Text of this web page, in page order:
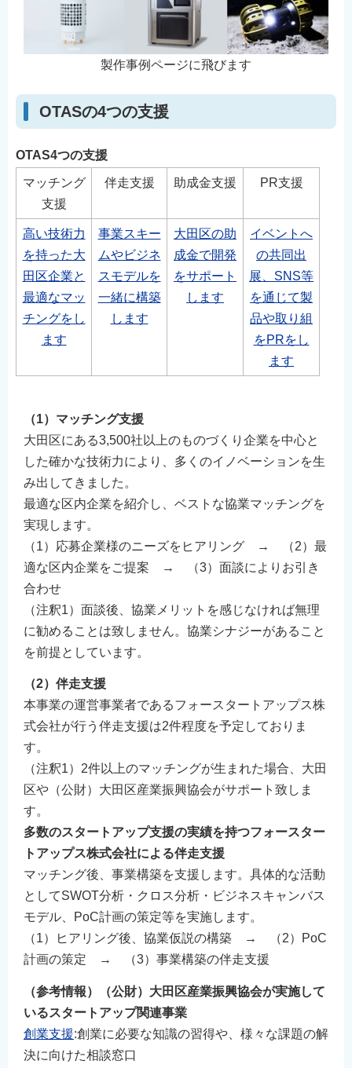
製作事例ページに飛びます
OTASの4つの支援
OTAS4つの支援
マッチング
支援
伴走支援 助成金支援 PR支援
高い技術力
を持った大
田区企業と
最適なマッ
チングをし
ます
事業スキー
ムやビジネ
スモデルを
一緒に構築
します
大田区の助
成金で開発
をサポート
します
イベントへ
の共同出
展、SNS等
を通じて製
品や取り組
をPRをし
ます
（1）マッチング支援
大田区にある3,500社以上のものづくり企業を中心と
した確かな技術力により、多くのイノベーションを生
み出してきました。
最適な区内企業を紹介し、ベストな協業マッチングを
実現します。
（1）応募企業様のニーズをヒアリング → （2）最
適な区内企業をご提案 → （3）面談によりお引き
合わせ
（注釈1）面談後、協業メリットを感じなければ無理
に勧めることは致しません。協業シナジーがあること
を前提としています。
（2）伴走支援
本事業の運営事業者であるフォースタートアップス株
式会社が行う伴走支援は2件程度を予定しておりま
す。
（注釈1）2件以上のマッチングが生まれた場合、大田
区や（公財）大田区産業振興協会がサポート致しま
す。
多数のスタートアップ支援の実績を持つフォースター
トアップス株式会社による伴走支援
マッチング後、事業構築を支援します。具体的な活動
としてSWOT分析・クロス分析・ビジネスキャンバス
モデル、PoC計画の策定等を実施します。
（1）ヒアリング後、協業仮説の構築 → （2）PoC
計画の策定 → （3）事業構築の伴走支援
（参考情報）（公財）大田区産業振興協会が実施して
いるスタートアップ関連事業
創業支援:創業に必要な知識の習得や、様々な課題の解
決に向けた相談窓口